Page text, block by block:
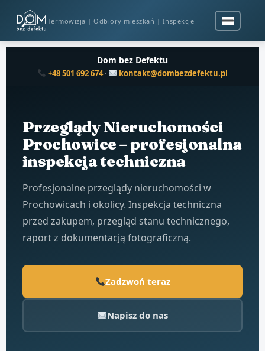
Termowizja | Odbiory mieszkań | Inspekcje
Dom bez Defektu
+48 501 692 674· kontakt@dombezdefektu.pl
Przeglądy Nieruchomości
Prochowice – profesjonalna
inspekcja techniczna
Profesjonalne przeglądy nieruchomości w
Prochowicach i okolicy. Inspekcja techniczna
przed zakupem, przegląd stanu technicznego,
raport z dokumentacją fotograficzną.
Zadzwoń teraz
Napisz do nas